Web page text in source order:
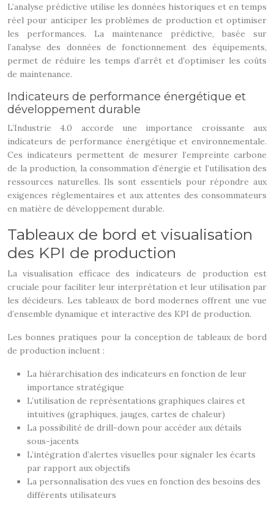
L’analyse prédictive utilise les données historiques et en temps
réel pour anticiper les problèmes de production et optimiser
les performances. La maintenance prédictive, basée sur
l’analyse des données de fonctionnement des équipements,
permet de réduire les temps d’arrêt et d’optimiser les coûts
de maintenance.
Indicateurs de performance énergétique et
développement durable
L’Industrie 4.0 accorde une importance croissante aux
indicateurs de performance énergétique et environnementale.
Ces indicateurs permettent de mesurer l’empreinte carbone
de la production, la consommation d’énergie et l’utilisation des
ressources naturelles. Ils sont essentiels pour répondre aux
exigences réglementaires et aux attentes des consommateurs
en matière de développement durable.
Tableaux de bord et visualisation
des KPI de production
La visualisation efficace des indicateurs de production est
cruciale pour faciliter leur interprétation et leur utilisation par
les décideurs. Les tableaux de bord modernes offrent une vue
d’ensemble dynamique et interactive des KPI de production.
Les bonnes pratiques pour la conception de tableaux de bord
de production incluent :
La hiérarchisation des indicateurs en fonction de leur
importance stratégique
L’utilisation de représentations graphiques claires et
intuitives (graphiques, jauges, cartes de chaleur)
La possibilité de drill-down pour accéder aux détails
sous-jacents
L’intégration d’alertes visuelles pour signaler les écarts
par rapport aux objectifs
La personnalisation des vues en fonction des besoins des
différents utilisateurs